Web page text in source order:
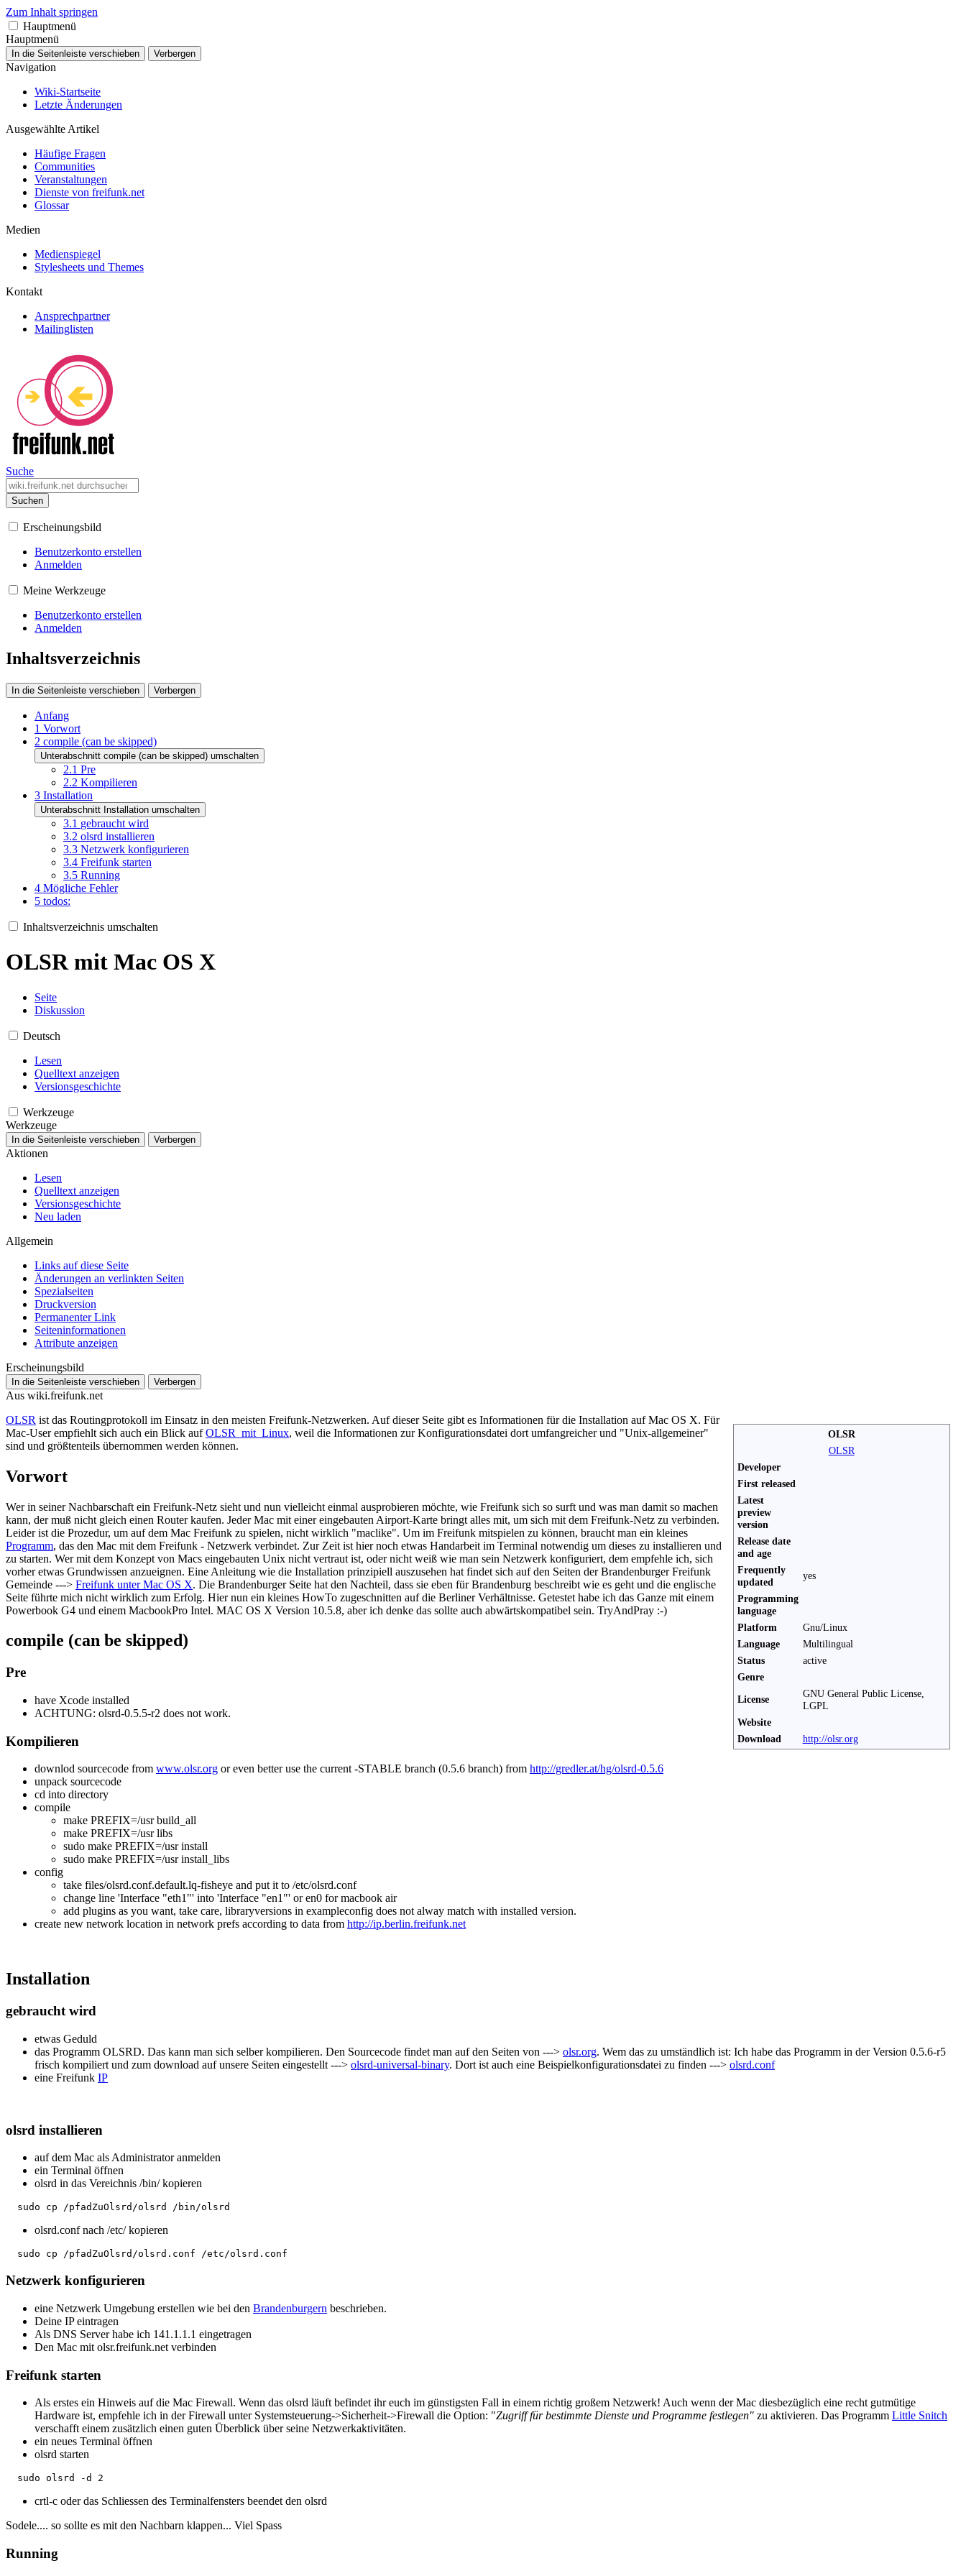
Zum Inhalt springen
Hauptmenü
Hauptmenü
In die Seitenleiste verschieben Verbergen
Navigation
Wiki-Startseite
Letzte Änderungen
Ausgewählte Artikel
Häufige Fragen
Communities
Veranstaltungen
Dienste von freifunk.net
Glossar
Medien
Medienspiegel
Stylesheets und Themes
Kontakt
Ansprechpartner
Mailinglisten
Suche
Suchen
Erscheinungsbild
Benutzerkonto erstellen
Anmelden
Meine Werkzeuge
Benutzerkonto erstellen
Anmelden
Inhaltsverzeichnis
In die Seitenleiste verschieben Verbergen
Anfang
1 Vorwort
2 compile (can be skipped)
Unterabschnitt compile (can be skipped) umschalten
2.1 Pre
2.2 Kompilieren
3 Installation
Unterabschnitt Installation umschalten
3.1 gebraucht wird
3.2 olsrd installieren
3.3 Netzwerk konfigurieren
3.4 Freifunk starten
3.5 Running
4 Mögliche Fehler
5 todos:
Inhaltsverzeichnis umschalten
OLSR mit Mac OS X
Seite
Diskussion
Deutsch
Lesen
Quelltext anzeigen
Versionsgeschichte
Werkzeuge
Werkzeuge
In die Seitenleiste verschieben Verbergen
Aktionen
Lesen
Quelltext anzeigen
Versionsgeschichte
Neu laden
Allgemein
Links auf diese Seite
Änderungen an verlinkten Seiten
Spezialseiten
Druckversion
Permanenter Link
Seiten­­informationen
Attribute anzeigen
Erscheinungsbild
In die Seitenleiste verschieben Verbergen
Aus wiki.freifunk.net
OLSR
OLSR
Developer
First released
Latest
preview
version
Release date
and age
Frequently
updated
yes
Programming
language
Platform
Gnu/Linux
Language
Multilingual
Status
active
Genre
License
GNU General Public License,
LGPL
Website
Download
http://olsr.org
OLSR ist das Routingprotokoll im Einsatz in den meisten Freifunk-Netzwerken. Auf dieser Seite gibt es Informationen für die Installation auf Mac OS X. Für
Mac-User empfiehlt sich auch ein Blick aufOLSR_mit_Linux, weil die Informationen zur Konfigurationsdatei dort umfangreicher und "Unix-allgemeiner"
sind und größtenteils übernommen werden können.
Vorwort
Wer in seiner Nachbarschaft ein Freifunk-Netz sieht und nun vielleicht einmal ausprobieren möchte, wie Freifunk sich so surft und was man damit so machen
kann, der muß nicht gleich einen Router kaufen. Jeder Mac mit einer eingebauten Airport-Karte bringt alles mit, um sich mit dem Freifunk-Netz zu verbinden.
Leider ist die Prozedur, um auf dem Mac Freifunk zu spielen, nicht wirklich "maclike". Um im Freifunk mitspielen zu können, braucht man ein kleines
Programm, das den Mac mit dem Freifunk - Netzwerk verbindet. Zur Zeit ist hier noch etwas Handarbeit im Terminal notwendig um dieses zu installieren und
zu starten. Wer mit dem Konzept von Macs eingebauten Unix nicht vertraut ist, oder nicht weiß wie man sein Netzwerk konfiguriert, dem empfehle ich, sich
vorher etwas Grundwissen anzueignen. Eine Anleitung wie die Installation prinzipiell auszusehen hat findet sich auf den Seiten der Brandenburger Freifunk
Gemeinde ---> Freifunk unter Mac OS X. Die Brandenburger Seite hat den Nachteil, dass sie eben für Brandenburg beschreibt wie es geht und die englische
Seite führte mich nicht wirklich zum Erfolg. Hier nun ein kleines HowTo zugeschnitten auf die Berliner Verhältnisse. Getestet habe ich das Ganze mit einem
Powerbook G4 und einem MacbookPro Intel. MAC OS X Version 10.5.8, aber ich denke das sollte auch abwärtskompatibel sein. TryAndPray :-)
compile (can be skipped)
Pre
have Xcode installed
ACHTUNG: olsrd-0.5.5-r2 does not work.
Kompilieren
downlod sourcecode from www.olsr.org or even better use the current -STABLE branch (0.5.6 branch) from http://gredler.at/hg/olsrd-0.5.6
unpack sourcecode
cd into directory
compile
make PREFIX=/usr build_all
make PREFIX=/usr libs
sudo make PREFIX=/usr install
sudo make PREFIX=/usr install_libs
config
take files/olsrd.conf.default.lq-fisheye and put it to /etc/olsrd.conf
change line 'Interface "eth1"' into 'Interface "en1"' or en0 for macbook air
add plugins as you want, take care, libraryversions in exampleconfig does not alway match with installed version.
create new network location in network prefs according to data from http://ip.berlin.freifunk.net
Installation
gebraucht wird
etwas Geduld
das Programm OLSRD. Das kann man sich selber kompilieren. Den Sourcecode findet man auf den Seiten von ---> olsr.org. Wem das zu umständlich ist: Ich habe das Programm in der Version 0.5.6-r5
frisch kompiliert und zum download auf unsere Seiten eingestellt ---> olsrd-universal-binary. Dort ist auch eine Beispielkonfigurationsdatei zu finden ---> olsrd.conf
eine Freifunk IP
olsrd installieren
auf dem Mac als Administrator anmelden
ein Terminal öffnen
olsrd in das Vereichnis /bin/ kopieren
olsrd.conf nach /etc/ kopieren
Netzwerk konfigurieren
eine Netzwerk Umgebung erstellen wie bei den Brandenburgern beschrieben.
Deine IP eintragen
Als DNS Server habe ich 141.1.1.1 eingetragen
Den Mac mit olsr.freifunk.net verbinden
Freifunk starten
Als erstes ein Hinweis auf die Mac Firewall. Wenn das olsrd läuft befindet ihr euch im günstigsten Fall in einem richtig großem Netzwerk! Auch wenn der Mac diesbezüglich eine recht gutmütige
Hardware ist, empfehle ich in der Firewall unter Systemsteuerung->Sicherheit->Firewall die Option: "Zugriff für bestimmte Dienste und Programme festlegen" zu aktivieren. Das Programm Little Snitch
verschafft einem zusätzlich einen guten Überblick über seine Netzwerkaktivitäten.
ein neues Terminal öffnen
olsrd starten
crtl-c oder das Schliessen des Terminalfensters beendet den olsrd
Sodele.... so sollte es mit den Nachbarn klappen... Viel Spass
Running